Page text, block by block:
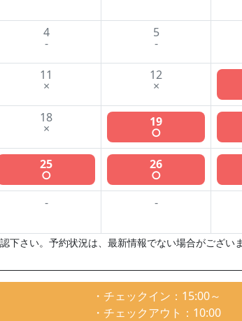
4
-
5
-
11
×
12
×
18
× 19
○
25
○
26
○
- -
下さい。予約状況は、最新情報でない場合がござ
・チェックイン：15:00～
・チェックアウト：10:00